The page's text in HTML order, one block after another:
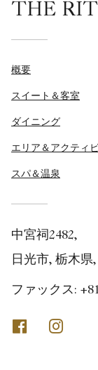
THE
概要
スイート＆客室
ダイニング
エリア＆アクティ
スパ＆温泉
中宮祠2482,
日光市, 栃木県
ファックス:
Facebook